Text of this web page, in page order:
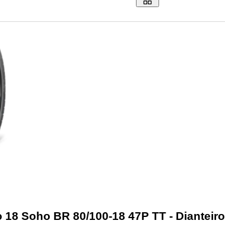
18 Soho BR 80/100-18 47P TT - Dianteiro